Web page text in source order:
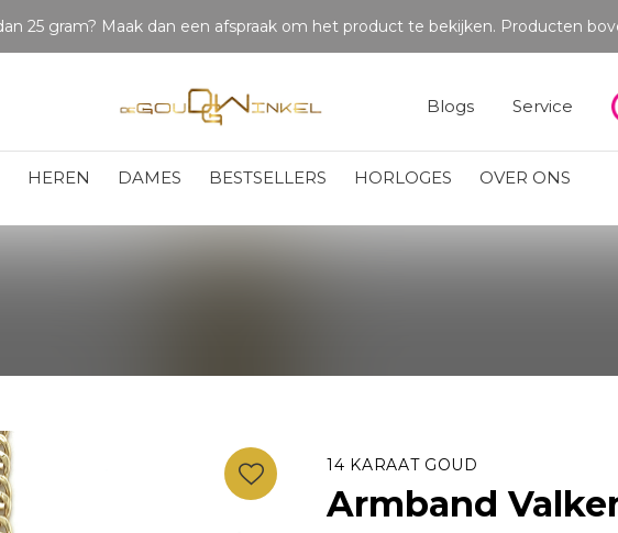
HEREN DAMES BESTSELLERS HORLOGES OVER ONS
Blogs Service
Betaal in delen
14 KARAAT GOUD
Armband